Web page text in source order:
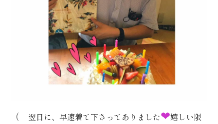
（ 翌日に、早速着て下さってありました❤嬉しい限